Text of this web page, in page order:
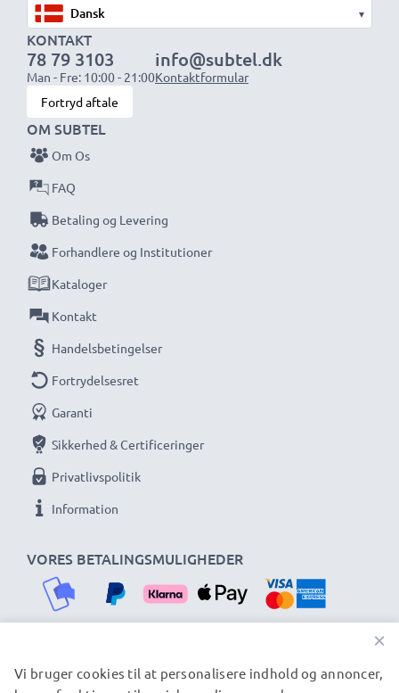
▾
KONTAKT
78 79 3103
Man - Fre: 10:00 - 21:00
info@subtel.dk
Kontaktformular
Fortryd aftale
VORES BETALINGSMULIGHEDER
OM SUBTEL
Om Os
FAQ
Betaling og Levering
Forhandlere og Institutioner
Kataloger
Kontakt
Handelsbetingelser
Fortrydelsesret
Garanti
Sikkerhed & Certificeringer
Privatlivspolitik
Information
VORES FORSENDELSESPARTNERE
×
Vi bruger cookies til at personalisere indhold og annoncer,